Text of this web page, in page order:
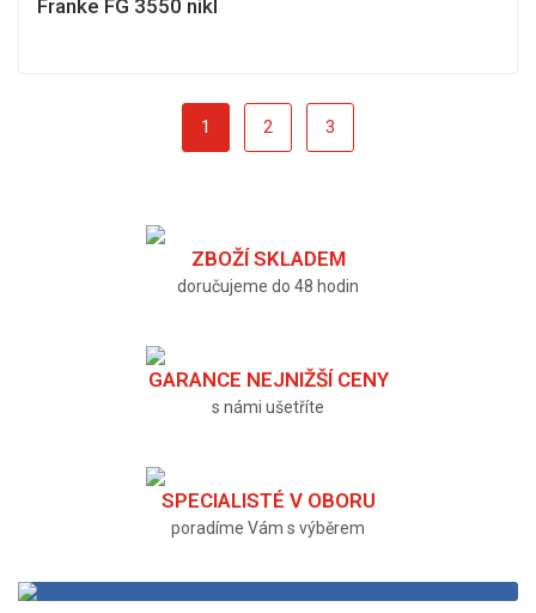
Franke FG 3550 nikl
1 2 3
ZBOŽÍ SKLADEM
doručujeme do 48 hodin
GARANCE NEJNIŽŠÍ CENY
s námi ušetříte
SPECIALISTÉ V OBORU
poradíme Vám s výběrem